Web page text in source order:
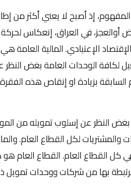
إذ أصبح لا يعني أكثر من
أوالعجز، في العراق، إنعكاس
الإعتيادي. المالية العامة
لكافة الوحدات العامة بغض النظر
النظر عن إسلوب تمويله من
والمشتريات لكل القطاع العام.
القطاع العام. القطاع العام
بها من شركات ووحدات تمويل